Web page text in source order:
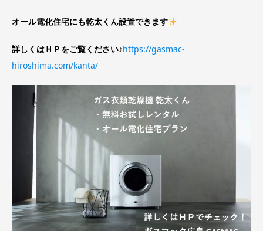
オール電化住宅にも乾太くん設置できます
詳しくはＨＰをご覧ください♪https://gasmac-
hiroshima.com/kanta/